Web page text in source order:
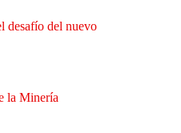
desafío del nuevo
la Minería